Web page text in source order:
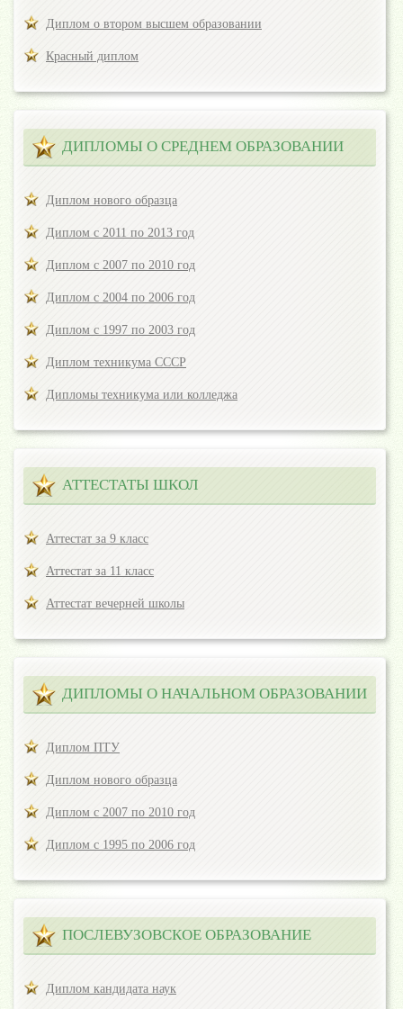
Диплом о втором высшем образовании
Красный диплом
ДИПЛОМЫ О СРЕДНЕМ ОБРАЗОВАНИИ
Диплом нового образца
Диплом с 2011 по 2013 год
Диплом с 2007 по 2010 год
Диплом с 2004 по 2006 год
Диплом с 1997 по 2003 год
Диплом техникума СССР
Дипломы техникума или колледжа
АТТЕСТАТЫ ШКОЛ
Аттестат за 9 класс
Аттестат за 11 класс
Аттестат вечерней школы
ДИПЛОМЫ О НАЧАЛЬНОМ ОБРАЗОВАНИИ
Диплом ПТУ
Диплом нового образца
Диплом с 2007 по 2010 год
Диплом с 1995 по 2006 год
ПОСЛЕВУЗОВСКОЕ ОБРАЗОВАНИЕ
Диплом кандидата наук